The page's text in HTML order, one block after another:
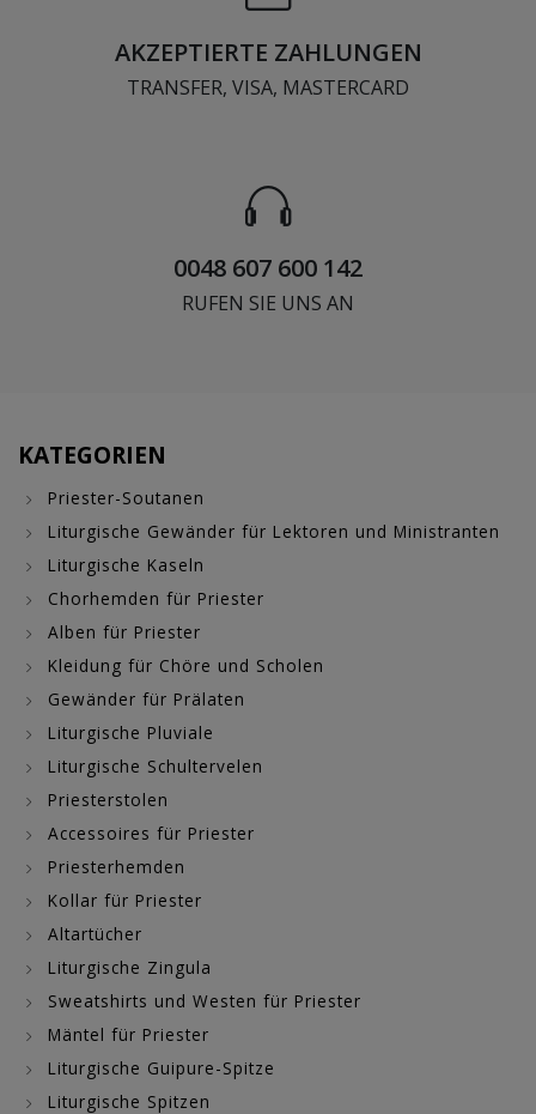
AKZEPTIERTE ZAHLUNGEN
TRANSFER, VISA, MASTERCARD
0048 607 600 142
RUFEN SIE UNS AN
KATEGORIEN
Priester-Soutanen
Liturgische Gewänder für Lektoren und Ministranten
Liturgische Kaseln
Chorhemden für Priester
Alben für Priester
Kleidung für Chöre und Scholen
Gewänder für Prälaten
Liturgische Pluviale
Liturgische Schultervelen
Priesterstolen
Accessoires für Priester
Priesterhemden
Kollar für Priester
Altartücher
Liturgische Zingula
Sweatshirts und Westen für Priester
Mäntel für Priester
Liturgische Guipure-Spitze
Liturgische Spitzen